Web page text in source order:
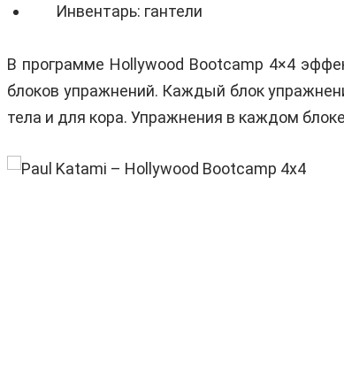
Инвентарь: гантели
В программе Hollywood Bootcamp 4×4
блоков упражнений. Каждый блок
тела и для кора. Упражнения в каждом